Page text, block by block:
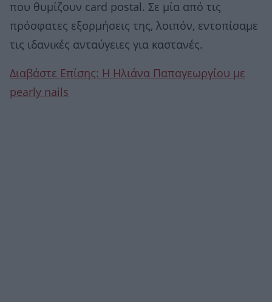
που θυμίζουν card postal. Σε μία από τις
πρόσφατες εξορμήσεις της, λοιπόν, εντοπίσαμε
τις ιδανικές ανταύγειες για καστανές.
Διαβάστε Επίσης: Η Ηλιάνα Παπαγεωργίου με
pearly nails